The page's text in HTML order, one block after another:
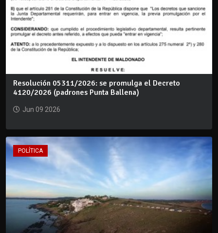
Resolución 05311/2026: se promulga el Decreto
4120/2026 (padrones Punta Ballena)
Jun 09 2026
POLÍTICA